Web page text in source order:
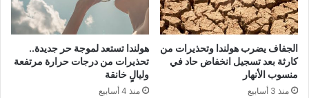
الجفاف يضرب هولندا وتحذيرات من
كارثة بعد تسجيل انخفاض حاد في
منسوب الأنهار
منذ 3 أسابيع
هولندا تستعد لموجة حر جديدة..
تحذيرات من درجات حرارة مرتفعة
وليالٍ خانقة
منذ 4 أسابيع